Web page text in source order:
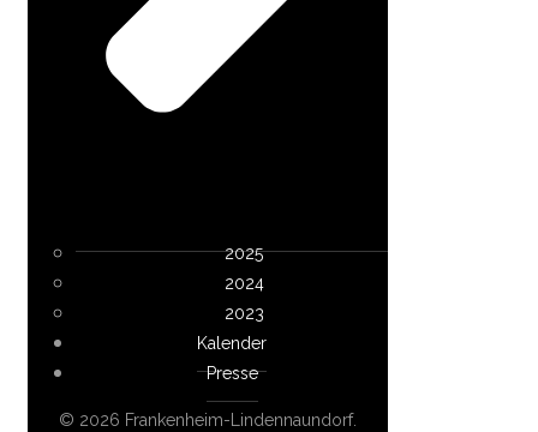
2025
2024
2023
Kalender
Presse
© 2026 Frankenheim-Lindennaundorf.